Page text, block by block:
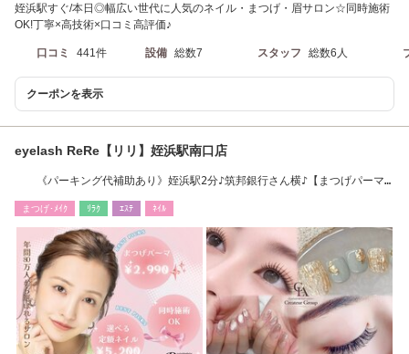
姪浜駅すぐ/本日◎幅広い世代に人気のネイル・まつげ・眉サロン☆同時施術
OK!丁寧×高技術×口コミ高評価♪
口コミ 441件 設備 総数7 スタッフ 総数6人
クーポンを表示
eyelash ReRe【リリ】姪浜駅南口店
《パーキング代補助あり》姪浜駅2分♪筑邦銀行さん横♪【まつげパーマ/
まつげ･ﾒｲｸ ﾘﾗｸ ｴｽﾃ ﾈｲﾙ